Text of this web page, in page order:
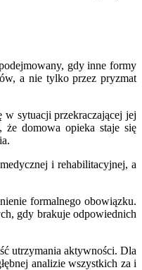
gdy inne formy
a nie tylko przez pryzmat
w sytuacji przekraczającej jej
że domowa opieka staje się
i rehabilitacyjnej, a
formalnego obowiązku.
gdy brakuje odpowiednich
utrzymania aktywności. Dla
analizie wszystkich za i